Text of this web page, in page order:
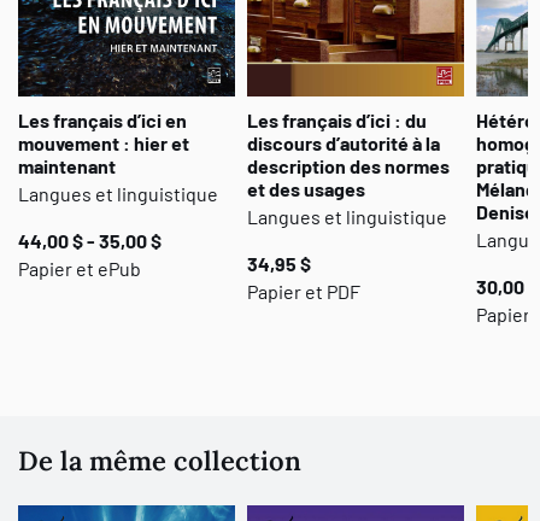
Les français d’ici en
mouvement : hier et
maintenant
Langues et linguistique
44,00 $ - 35,00 $
Papier et ePub
Les français d’ici : du
discours d’autorité à la
description des normes
et des usages
Langues et linguistique
34,95 $
Papier et PDF
Denise
30,00 $
Papier
De la même collection